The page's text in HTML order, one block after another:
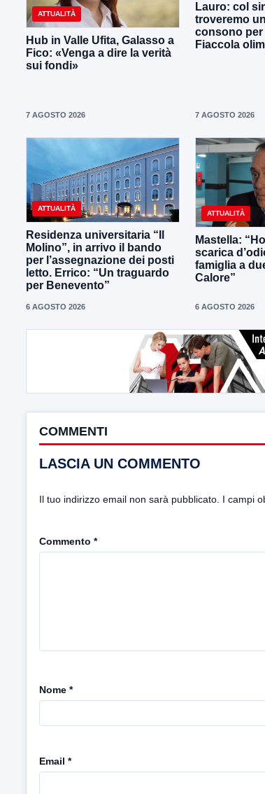
ATTUALITÀ
Hub in Valle Ufita, Galasso a
Fico: «Venga a dire la verità
sui fondi»
7 AGOSTO 2026
Lauro: col
troveremo
consono
Fiaccola
7 AGOSTO 2026
ATTUALITÀ
Residenza universitaria “Il
Molino”, in arrivo il bando
per l’assegnazione dei posti
letto. Errico: “Un traguardo
per Benevento”
6 AGOSTO 2026
ATTUALITÀ
Mastella:
scarica
famiglia a
Calore”
6 AGOSTO 2026
COMMENTI
LASCIA UN COMMENTO
Il tuo indirizzo email non sarà pubblicato. I campi
Commento *
Nome *
Email *